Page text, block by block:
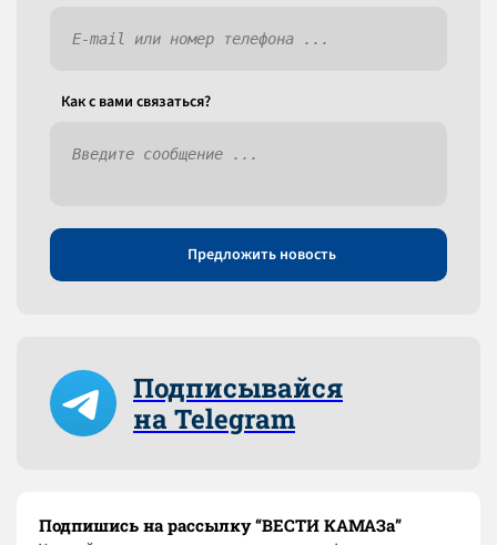
Как c вами связаться?
Предложить новость
Подписывайся
на Telegram
Подпишись на рассылку “ВЕСТИ КАМАЗа”